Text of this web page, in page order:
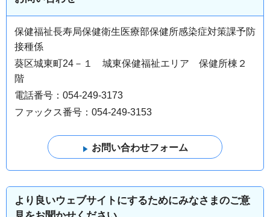
保健福祉長寿局保健衛生医療部保健所感染症対策課予防
接種係
葵区城東町24－１ 城東保健福祉エリア 保健所棟２
階
電話番号：054-249-3173
ファックス番号：054-249-3153
より良いウェブサイトにするためにみなさまのご意